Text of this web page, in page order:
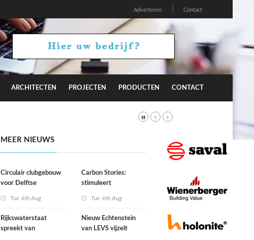
Adverteren Contact
ARCHITECTEN PROJECTEN PRODUCTEN CONTACT
MEER NIEUWS
Circulair clubgebouw
voor Delftse
Tue 4th Aug
Rijkswaterstaat
spreekt van
Carbon Stories:
stimuleert
duurzaam gedrag?
Tue 4th Aug
Nieuw Echtenstein
van LEVS vijzelt